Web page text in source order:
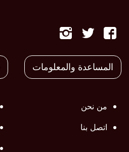
تابعنا
على
تابعنا
علىعلى
المساعدة والمعلومات
من نحن
اتصل بنا